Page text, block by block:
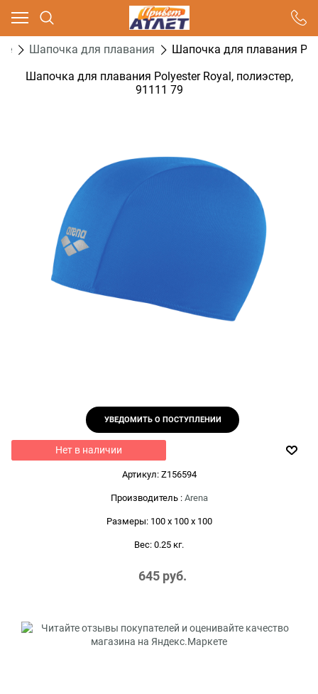
Шапочка для плавания
Шапочка для плавания
Шапочка для плавания Polyester Royal, полиэстер,
91111 79
УВЕДОМИТЬ О ПОСТУПЛЕНИИ
Нет в наличии
Артикул: Z156594
Производитель : Arena
Размеры: 100 x 100 x 100
Вес: 0.25 кг.
645 руб.
Ваш город - Москва,
угадали?
ДА НЕТ